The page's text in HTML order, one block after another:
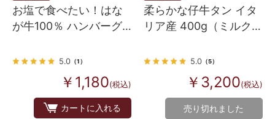
お塩で食べたい！はな
が牛100％ ハンバーグ
5.0（1）
￥1,180(税込)
カートに入れる
柔らかな仔牛タン イタ
リア産 400g（ミルクフ
レスタン）
5.0（5）
￥3,200(税込)
売り切れました